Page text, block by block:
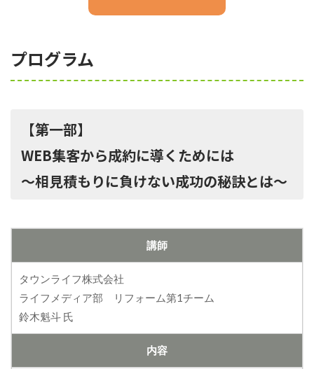
プログラム
【第一部】
WEB集客から成約に導くためには
～相見積もりに負けない成功の秘訣とは～
講師
タウンライフ株式会社
ライフメディア部 リフォーム第1チーム
鈴木魁斗 氏
内容